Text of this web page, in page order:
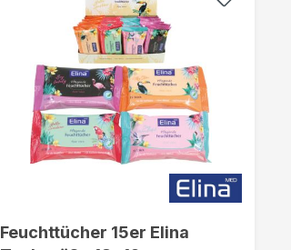
Feuchttücher 15er Elina